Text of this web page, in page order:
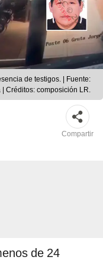
de testigos. | Fuente:
Créditos: composición LR.
Compartir
de 24